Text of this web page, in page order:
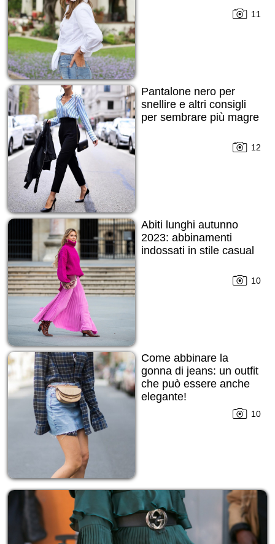
11
Pantalone nero per
snellire e altri consigli
per sembrare più magre
12
Abiti lunghi autunno
2023: abbinamenti
indossati in stile casual
10
Come abbinare la
gonna di jeans: un outfit
che può essere anche
elegante!
10